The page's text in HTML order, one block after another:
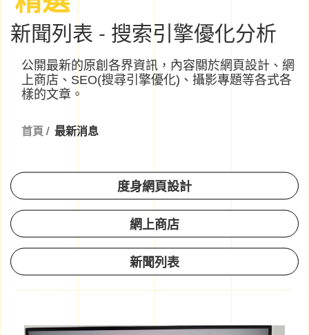
新聞列表 - 搜索引擎優化分析
公開最新的原創各界資訊，內容關於網頁設計、網
上商店、SEO(搜尋引擎優化)、攝影專題等各式各
樣的文章。
首頁/ 最新消息
度身網頁設計
網上商店
新聞列表